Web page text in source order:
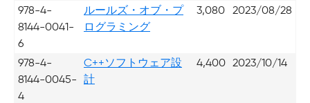
978-4-
8144-0041-
6
ルールズ・オブ・プ
ログラミング
3,080 2023/08/28
978-4-
8144-0045-
4
C++ソフトウェア設
計
4,400 2023/10/14